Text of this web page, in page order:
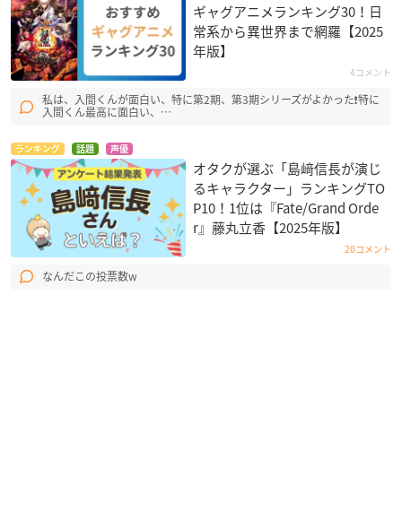
ギャグアニメランキング30！日
常系から異世界まで網羅【2025
年版】
4コメント
私は、入間くんが面白い、特に第2期、第3期シリーズがよかった❗特に
入間くん最高に面白い、…
ランキング 話題 声優
オタクが選ぶ「島﨑信長が演じ
るキャラクター」ランキングTO
P10！1位は『Fate/Grand Orde
r』藤丸立香【2025年版】
20コメント
なんだこの投票数w